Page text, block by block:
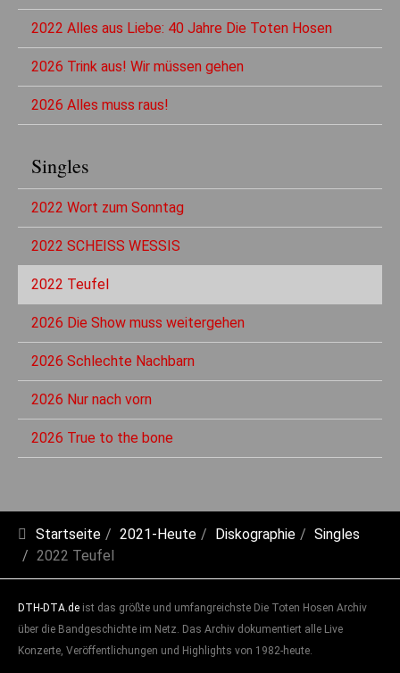
2022 Alles aus Liebe: 40 Jahre Die Toten Hosen
2026 Trink aus! Wir müssen gehen
2026 Alles muss raus!
Singles
2022 Wort zum Sonntag
2022 SCHEISS WESSIS
2022 Teufel
2026 Die Show muss weitergehen
2026 Schlechte Nachbarn
2026 Nur nach vorn
2026 True to the bone
Startseite 2021-Heute Diskographie
Singles
2022 Teufel
DTH-DTA.de ist das größte und umfangreichste Die Toten Hosen Archiv
über die Bandgeschichte im Netz. Das Archiv dokumentiert alle Live
Konzerte, Veröffentlichungen und Highlights von 1982-heute.